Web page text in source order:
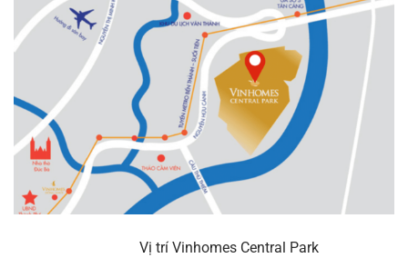
Vị trí Vinhomes Central Park